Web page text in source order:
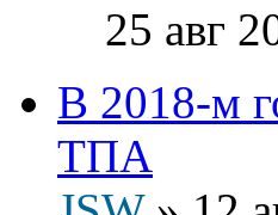
25 авг
В 2018-м
ТПА